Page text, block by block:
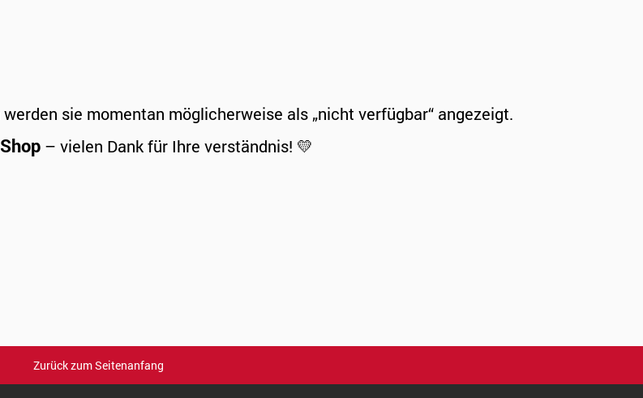
sie momentan möglicherweise als „nicht verfügbar“ angezeigt.
– vielen Dank für Ihre verständnis! 💛
Zurück zum Seitenanfang